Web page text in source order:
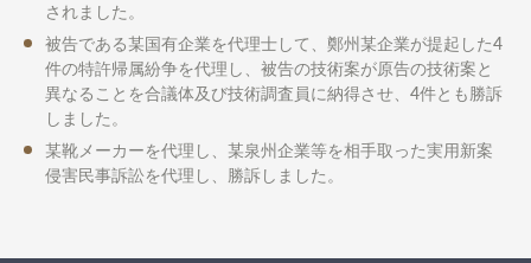
されました。
被告である某国有企業を代理士して、鄭州某企業が提起した4
件の特許帰属紛争を代理し、被告の技術案が原告の技術案と
異なることを合議体及び技術調査員に納得させ、4件とも勝訴
しました。
某靴メーカーを代理し、某泉州企業等を相手取った実用新案
侵害民事訴訟を代理し、勝訴しました。